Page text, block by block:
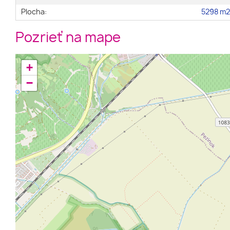
Plocha:
5298 m2
Pozrieť na mape
+
−